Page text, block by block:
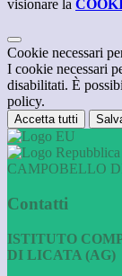
visionare la
Cookie necessari
I cookie necessari
disabilitati. È
policy.
Accetta tutti
CAMPOBELLO
Contatti
ISTITUTO
DI LICATA (AG)